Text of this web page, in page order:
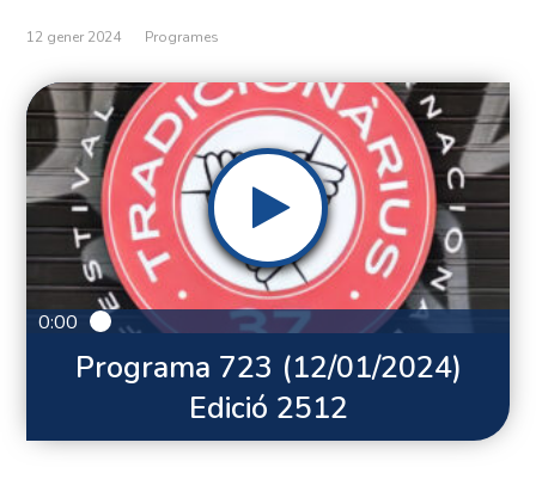
12 gener 2024 Programes
0:00
Programa 723 (12/01/2024)
Edició 2512